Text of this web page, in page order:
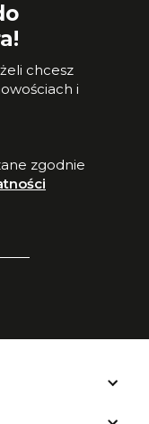
chcesz
i
zgodnie